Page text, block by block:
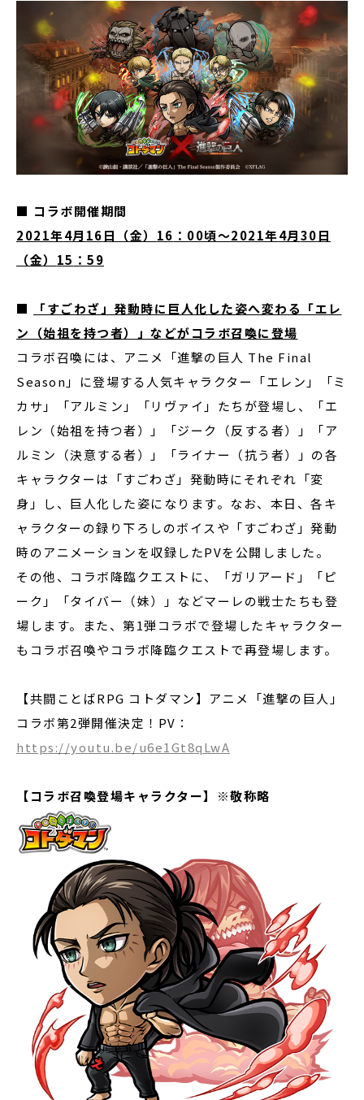
■ コラボ開催期間
2021年4月 16日（金） 16 ： 00頃～2021年4月30日
（金） 15 ： 59
■
「すごわざ」発動時に巨人化した姿へ変わる「エレ
ン（始祖を持つ者）」などがコラボ召喚に登場
コラボ召喚には、アニメ「進撃の巨人 The Final
Season 」に登場する人気キャラクター「エレン」「ミ
カサ」「アルミン」「リヴァイ」たちが登場し、「エ
レン（始祖を持つ者）」「ジーク（反する者）」「ア
ルミン（決意する者）」「ライナー（抗う者）」の各
キャラクターは「すごわざ」発動時にそれぞれ「変
身」し、巨人化した姿になります。なお、本日、各キ
ャラクターの録り下ろしのボイスや「すごわざ」発動
時のアニメーションを収録したPVを公開しました。
その他、コラボ降臨クエストに、「ガリアード」「ピ
ーク」「タイバー（妹）」などマーレの戦士たちも登
場します。また、第1弾コラボで登場したキャラクター
もコラボ召喚やコラボ降臨クエストで再登場します。
【共闘ことばRPG コトダマン】アニメ「進撃の巨人」
コラボ第2弾開催決定！PV：
https://youtu.be/u6e1Gt8qLwA
【コラボ召喚登場キャラクター】 ※敬称略